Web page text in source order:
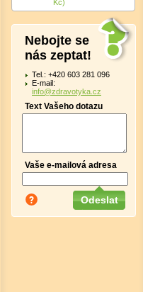
Kč)
Nebojte se
nás zeptat!
Tel.: +420 603 281 096
E-mail:
info@zdravotyka.cz
Text Vašeho dotazu
Vaše e-mailová adresa
Detail